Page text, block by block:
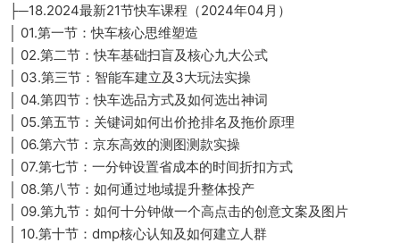
├─18.2024最新21节快车课程（2024年04月）
│ 01.第一节：快车核心思维塑造
│ 02.第二节：快车基础扫盲及核心九大公式
│ 03.第三节：智能车建立及3大玩法实操
│ 04.第四节：快车选品方式及如何选出神词
│ 05.第五节：关键词如何出价抢排名及拖价原理
│ 06.第六节：京东高效的测图测款实操
│ 07.第七节：一分钟设置省成本的时间折扣方式
│ 08.第八节：如何通过地域提升整体投产
│ 09.第九节：如何十分钟做一个高点击的创意文案及图片
│ 10.第十节：dmp核心认知及如何建立人群